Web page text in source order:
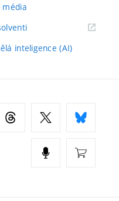
média
(externí
inteligence (AI)